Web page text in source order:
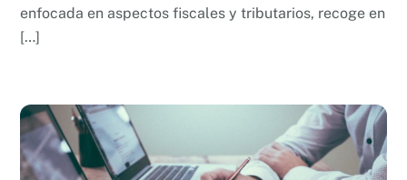
enfocada en aspectos fiscales y tributarios, recoge en
[…]